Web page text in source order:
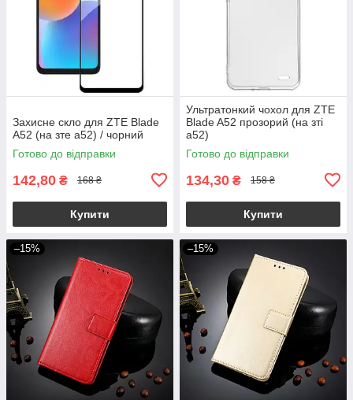
Захисне скло для ZTE Blade
A52 (на зте а52) / чорний
Готово до відправки
142,80 ₴ 168 ₴
Купити
Ультратонкий чохол для ZTE
Blade A52 прозорий (на зті
а52)
Готово до відправки
134,30 ₴ 158 ₴
Купити
–15% –15%